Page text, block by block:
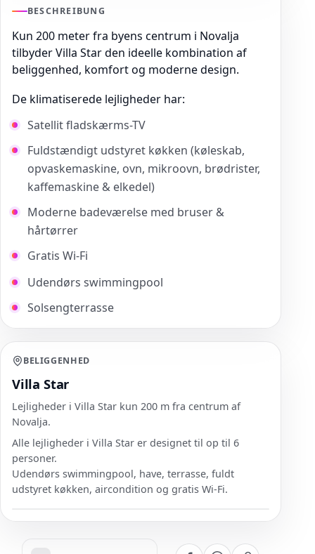
BESCHREIBUNG
Kun 200 meter fra byens centrum i Novalja
tilbyder Villa Star den ideelle kombination af
beliggenhed, komfort og moderne design.
De klimatiserede lejligheder har:
Satellit fladskærms-TV
Fuldstændigt udstyret køkken (køleskab,
opvaskemaskine, ovn, mikroovn, brødrister,
kaffemaskine & elkedel)
Moderne badeværelse med bruser &
hårtørrer
Gratis Wi-Fi
Udendørs swimmingpool
Solsengterrasse
BELIGGENHED
Villa Star
Lejligheder i Villa Star kun 200 m fra centrum af
Novalja.
Alle lejligheder i Villa Star er designet til op til 6
personer.
Udendørs swimmingpool, have, terrasse, fuldt
udstyret køkken, aircondition og gratis Wi-Fi.